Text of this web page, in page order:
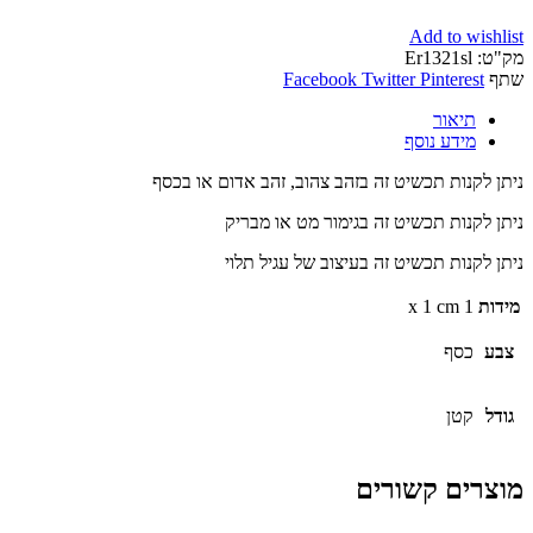
Add to wishlist
מק"ט: Er1321sl
שתף
Facebook TwitterPinterest
תיאור
מידע נוסף
ניתן לקנות תכשיט זה בזהב צהוב, זהב אדום או בכסף
ניתן לקנות תכשיט זה בגימור מט או מבריק
ניתן לקנות תכשיט זה בעיצוב של עגיל תלוי
מידות 1 x 1 cm
צבע כסף
גודל קטן
מוצרים קשורים